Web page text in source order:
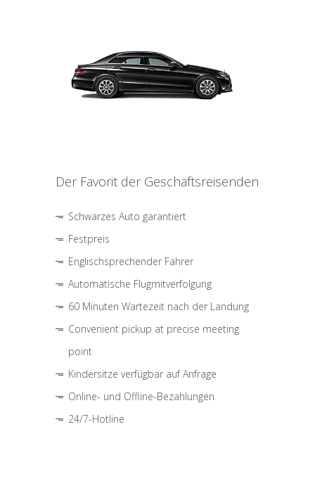
Der Favorit der Geschäftsreisenden
Schwarzes Auto garantiert
Festpreis
Englischsprechender Fahrer
Automatische Flugmitverfolgung
60 Minuten Wartezeit nach der Landung
Convenient pickup at precise meeting
point
Kindersitze verfügbar auf Anfrage
Online- und Offline-Bezahlungen
24/7-Hotline